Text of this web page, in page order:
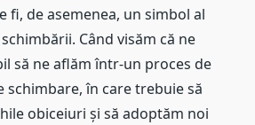
fi, de asemenea, un simbol al
Când visăm că ne
să ne aflăm într-un proces de
în care trebuie să
obiceiuri și să adoptăm noi